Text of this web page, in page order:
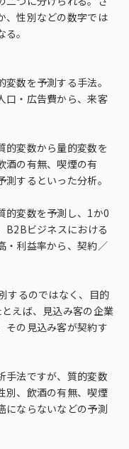
、性別などの数字では
。
数を予測する手法。
口・広告費から、来客
的変数から量的変数を
酒の有無、喫煙の有
するといった分析。
的変数を予測し、1か0
B2Bビジネスにおける
・利益率から、契約／
するのではなく、目的
えば、見込み客の企業
その見込み客が契約す
手法ですが、質的変数
別、飲酒の有無、喫煙
にならないなどの予測